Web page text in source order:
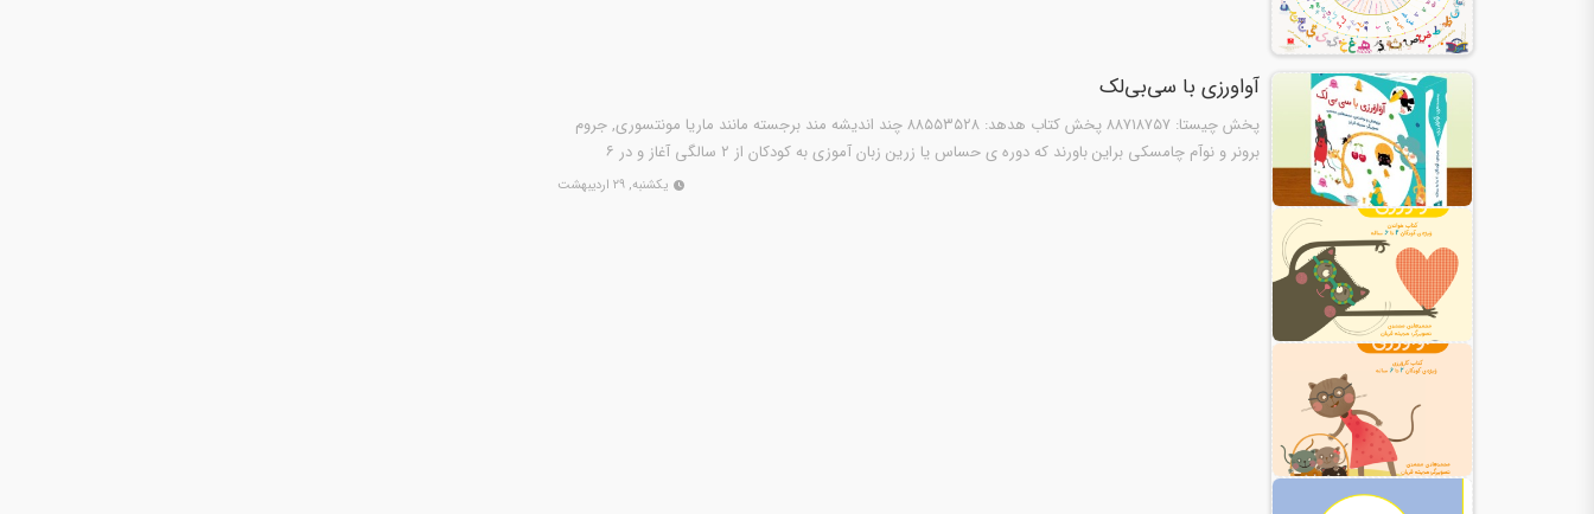
آواورزی با سی‌بی‌لک
پخش چیستا: ۸۸۷۱۸۷۵۷ پخش کتاب هدهد: ۸۸۵۵۳۵۲۸ چند اندیشه مند برجسته مانند ماریا مونتسوری, جروم
برونر و نوآم چامسکی براین باورند که دوره ی حساس یا زرین زبان آموزی به کودکان از ۲ سالگی آغاز و در ۶
یکشنبه, ۲۹ اردیبهشت